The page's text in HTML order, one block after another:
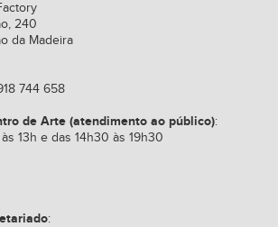
240
da Madeira
744 658
de Arte (atendimento ao público):
13h e das 14h30 às 19h30
: